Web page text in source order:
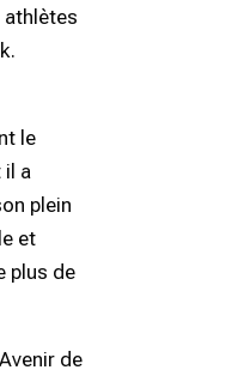
athlètes
le
il a
plein
et
plus de
de